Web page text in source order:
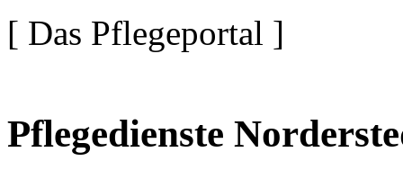
[ Das Pflegeportal ]
Pflegedienste